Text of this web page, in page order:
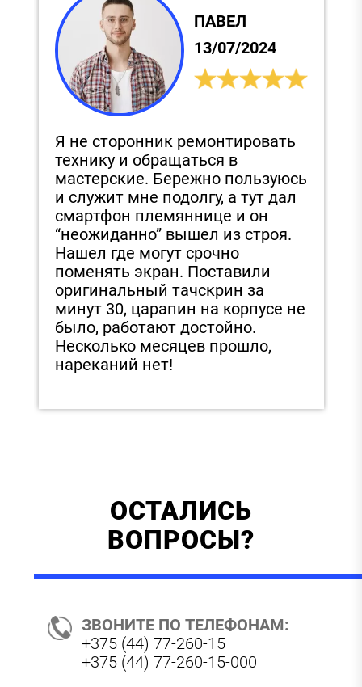
ПАВЕЛ
13/07/2024
Я не сторонник ремонтировать
технику и обращаться в
мастерские. Бережно пользуюсь
и служит мне подолгу, а тут дал
смартфон племяннице и он
“неожиданно” вышел из строя.
Нашел где могут срочно
поменять экран. Поставили
оригинальный тачскрин за
минут 30, царапин на корпусе не
было, работают достойно.
Несколько месяцев прошло,
нареканий нет!
ОСТАЛИСЬ
ВОПРОСЫ?
ЗВОНИТЕ ПО ТЕЛЕФОНАМ:
+375 (44) 77-260-15
+375 (44) 77-260-15-000